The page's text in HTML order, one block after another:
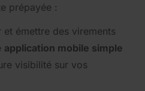
prépayée :
émettre des virements
application mobile simple
visibilité sur vos